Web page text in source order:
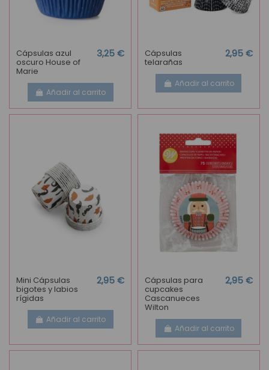
Cápsulas azul
oscuro House of
Marie
3,25 €
Añadir al carrito
Cápsulas
telarañas
2,95 €
Añadir al carrito
Mini Cápsulas
bigotes y labios
rígidas
2,95 €
Añadir al carrito
Cápsulas para
cupcakes
Cascanueces
Wilton
2,95 €
Añadir al carrito